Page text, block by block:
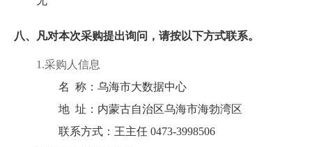
八、凡对本次采购提出询问，请按以下方式联系。
1.采购人信息
名 称： 乌海市大数据中心
地 址： 内蒙古自治区乌海市海勃湾区
联系方式： 王主任 0473-3998506